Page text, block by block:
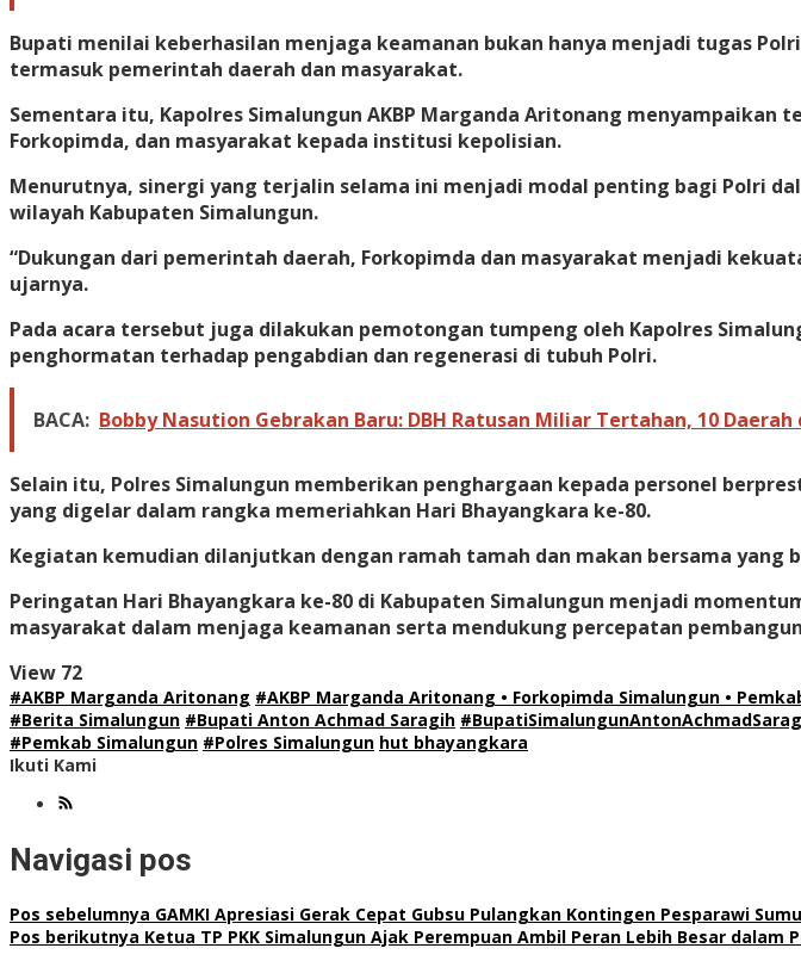
Bupati menilai keberhasilan menjaga keamanan bukan hanya menjadi tugas
termasuk pemerintah daerah dan masyarakat.
Sementara itu, Kapolres Simalungun AKBP Marganda Aritonang
Forkopimda, dan masyarakat kepada institusi kepolisian.
Menurutnya, sinergi yang terjalin selama ini menjadi modal penting bagi Polri
wilayah Kabupaten Simalungun.
“Dukungan dari pemerintah daerah, Forkopimda dan masyarakat menjadi
ujarnya.
Pada acara tersebut juga dilakukan pemotongan tumpeng oleh Kapolres
penghormatan terhadap pengabdian dan regenerasi di tubuh Polri.
BACA: Bobby Nasution Gebrakan Baru: DBH Ratusan Miliar Tertahan, 10
Selain itu, Polres Simalungun memberikan penghargaan kepada personel
yang digelar dalam rangka memeriahkan Hari Bhayangkara ke-80.
Kegiatan kemudian dilanjutkan dengan ramah tamah dan makan bersama yang
Peringatan Hari Bhayangkara ke-80 di Kabupaten Simalungun menjadi
masyarakat dalam menjaga keamanan serta mendukung percepatan
View 72
#AKBP Marganda Aritonang #AKBP Marganda Aritonang • Forkopimda Simalungun •
#Berita Simalungun #Bupati Anton Achmad Saragih
#Pemkab Simalungun #Polres Simalungun hut bhayangkara
Ikuti Kami
Navigasi pos
Pos sebelumnya GAMKI Apresiasi Gerak Cepat Gubsu Pulangkan Kontingen Pesparawi
Pos berikutnya Ketua TP PKK Simalungun Ajak Perempuan Ambil Peran Lebih Besar dalam